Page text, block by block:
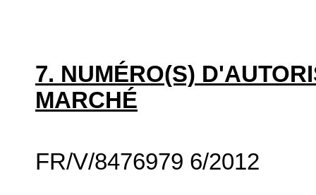
7. NUMÉRO(S)
MARCHÉ
FR/V/8476979 6/2012